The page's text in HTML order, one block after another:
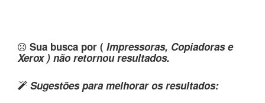
Sua busca por ( Impressoras, Copiadoras e
Xerox ) não retornou resultados.
Sugestões para melhorar os resultados: